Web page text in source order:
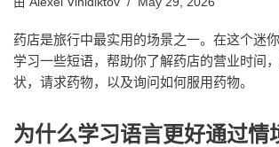
药店是旅行中最实用的场景之一。在这个迷
学习一些短语，帮助你了解药店的营业时间
状，请求药物，以及询问如何服用药物。
为什么学习语言更好通过情